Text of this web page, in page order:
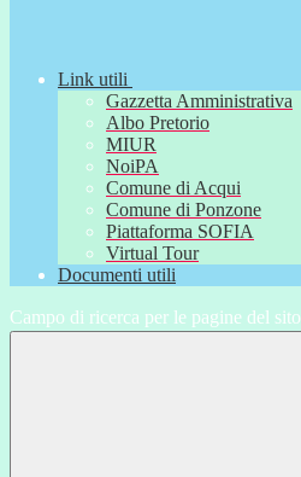
Link utili
Gazzetta Amministrativa
Albo Pretorio
MIUR
NoiPA
Comune di Acqui
Comune di Ponzone
Piattaforma SOFIA
Virtual Tour
Documenti utili
Campo di ricerca per le pagine del sito